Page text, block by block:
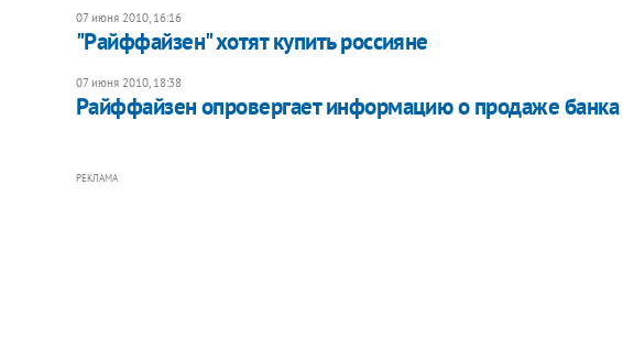
07 июня 2010, 16:16
"Райффайзен" хотят купить россияне
07 июня 2010, 18:38
Райффайзен опровергает информацию о продаже банка
РЕКЛАМА